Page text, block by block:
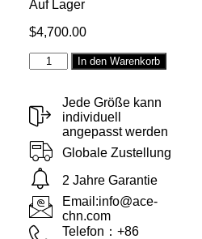
Auf Lager
$4,700.00
In den Warenkorb
Jede Größe kann
individuell
angepasst werden
Globale Zustellung
2 Jahre Garantie
Email:info@ace-
chn.com
Telefon：+86